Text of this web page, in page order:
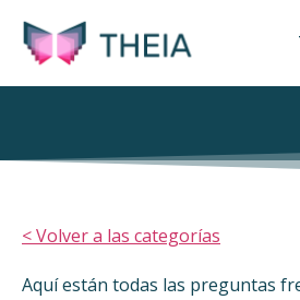
< Volver a las categorías
Aquí están todas las preguntas